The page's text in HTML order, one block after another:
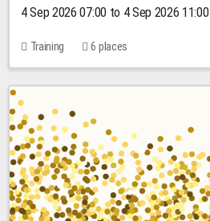
4 Sep 2026 07:00 to 4 Sep 2026 11:00
Training 6 places